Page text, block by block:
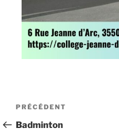
PRÉCÉDENT
Badminton